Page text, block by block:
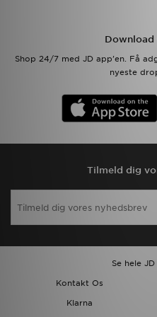
Download
Shop 24/7 med JD app'en. Få
nyeste
Tilmeld dig
Se hele
Kontakt Os
Klarna